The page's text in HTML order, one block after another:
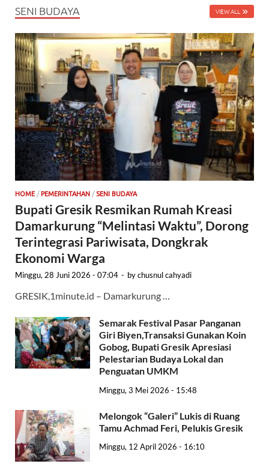
SENI BUDAYA VIEW ALL
HOME / PEMERINTAHAN / SENI BUDAYA
Bupati Gresik Resmikan Rumah Kreasi
Damarkurung “Melintasi Waktu”, Dorong
Terintegrasi Pariwisata, Dongkrak
Ekonomi Warga
Minggu, 28 Juni 2026 - 07:04 - bychusnul cahyadi
GRESIK,1minute.id – Damarkurung …
Semarak Festival Pasar Panganan
Giri Biyen,Transaksi Gunakan Koin
Gobog, Bupati Gresik Apresiasi
Pelestarian Budaya Lokal dan
Penguatan UMKM
Minggu, 3 Mei 2026 - 15:48
Melongok “Galeri” Lukis di Ruang
Tamu Achmad Feri, Pelukis Gresik
Minggu, 12 April 2026 - 16:10